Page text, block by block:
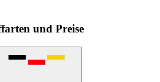
und Preise